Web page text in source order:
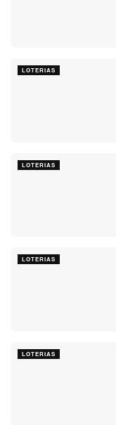
LOTERIAS
LOTERIAS
LOTERIAS
LOTERIAS